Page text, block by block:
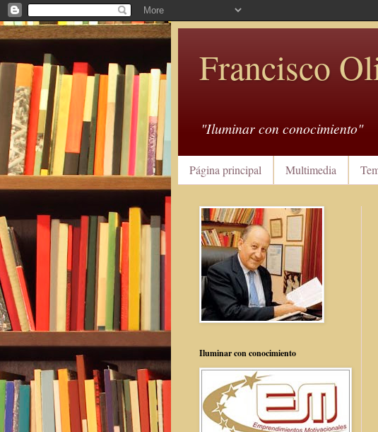
Francisco
"Iluminar con conocimiento"
Página principal Multimedia
Iluminar con conocimiento